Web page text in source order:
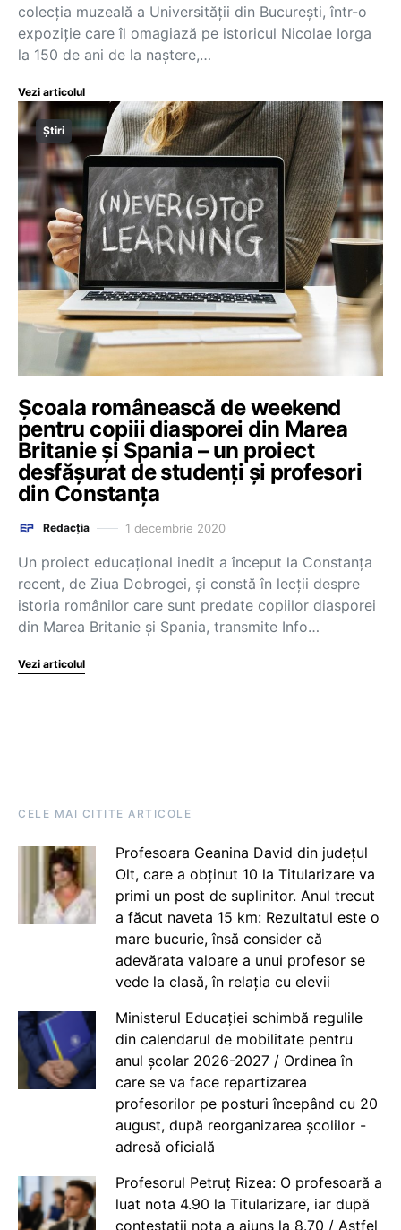
colecția muzeală a Universității din București, într-o
expoziție care îl omagiază pe istoricul Nicolae Iorga
la 150 de ani de la naștere,…
Vezi articolul
Știri
Școala românească de weekend
pentru copiii diasporei din Marea
Britanie și Spania – un proiect
desfășurat de studenți și profesori
din Constanța
Redacția 1 decembrie 2020
Un proiect educațional inedit a început la Constanța
recent, de Ziua Dobrogei, și constă în lecții despre
istoria românilor care sunt predate copiilor diasporei
din Marea Britanie și Spania, transmite Info…
Vezi articolul
CELE MAI CITITE ARTICOLE
Profesoara Geanina David din județul
Olt, care a obținut 10 la Titularizare va
primi un post de suplinitor. Anul trecut
a făcut naveta 15 km: Rezultatul este o
mare bucurie, însă consider că
adevărata valoare a unui profesor se
vede la clasă, în relația cu elevii
Ministerul Educației schimbă regulile
din calendarul de mobilitate pentru
anul școlar 2026-2027 / Ordinea în
care se va face repartizarea
profesorilor pe posturi începând cu 20
august, după reorganizarea școlilor -
adresă oficială
Profesorul Petruț Rizea: O profesoară a
luat nota 4.90 la Titularizare, iar după
contestații nota a ajuns la 8.70 / Astfel